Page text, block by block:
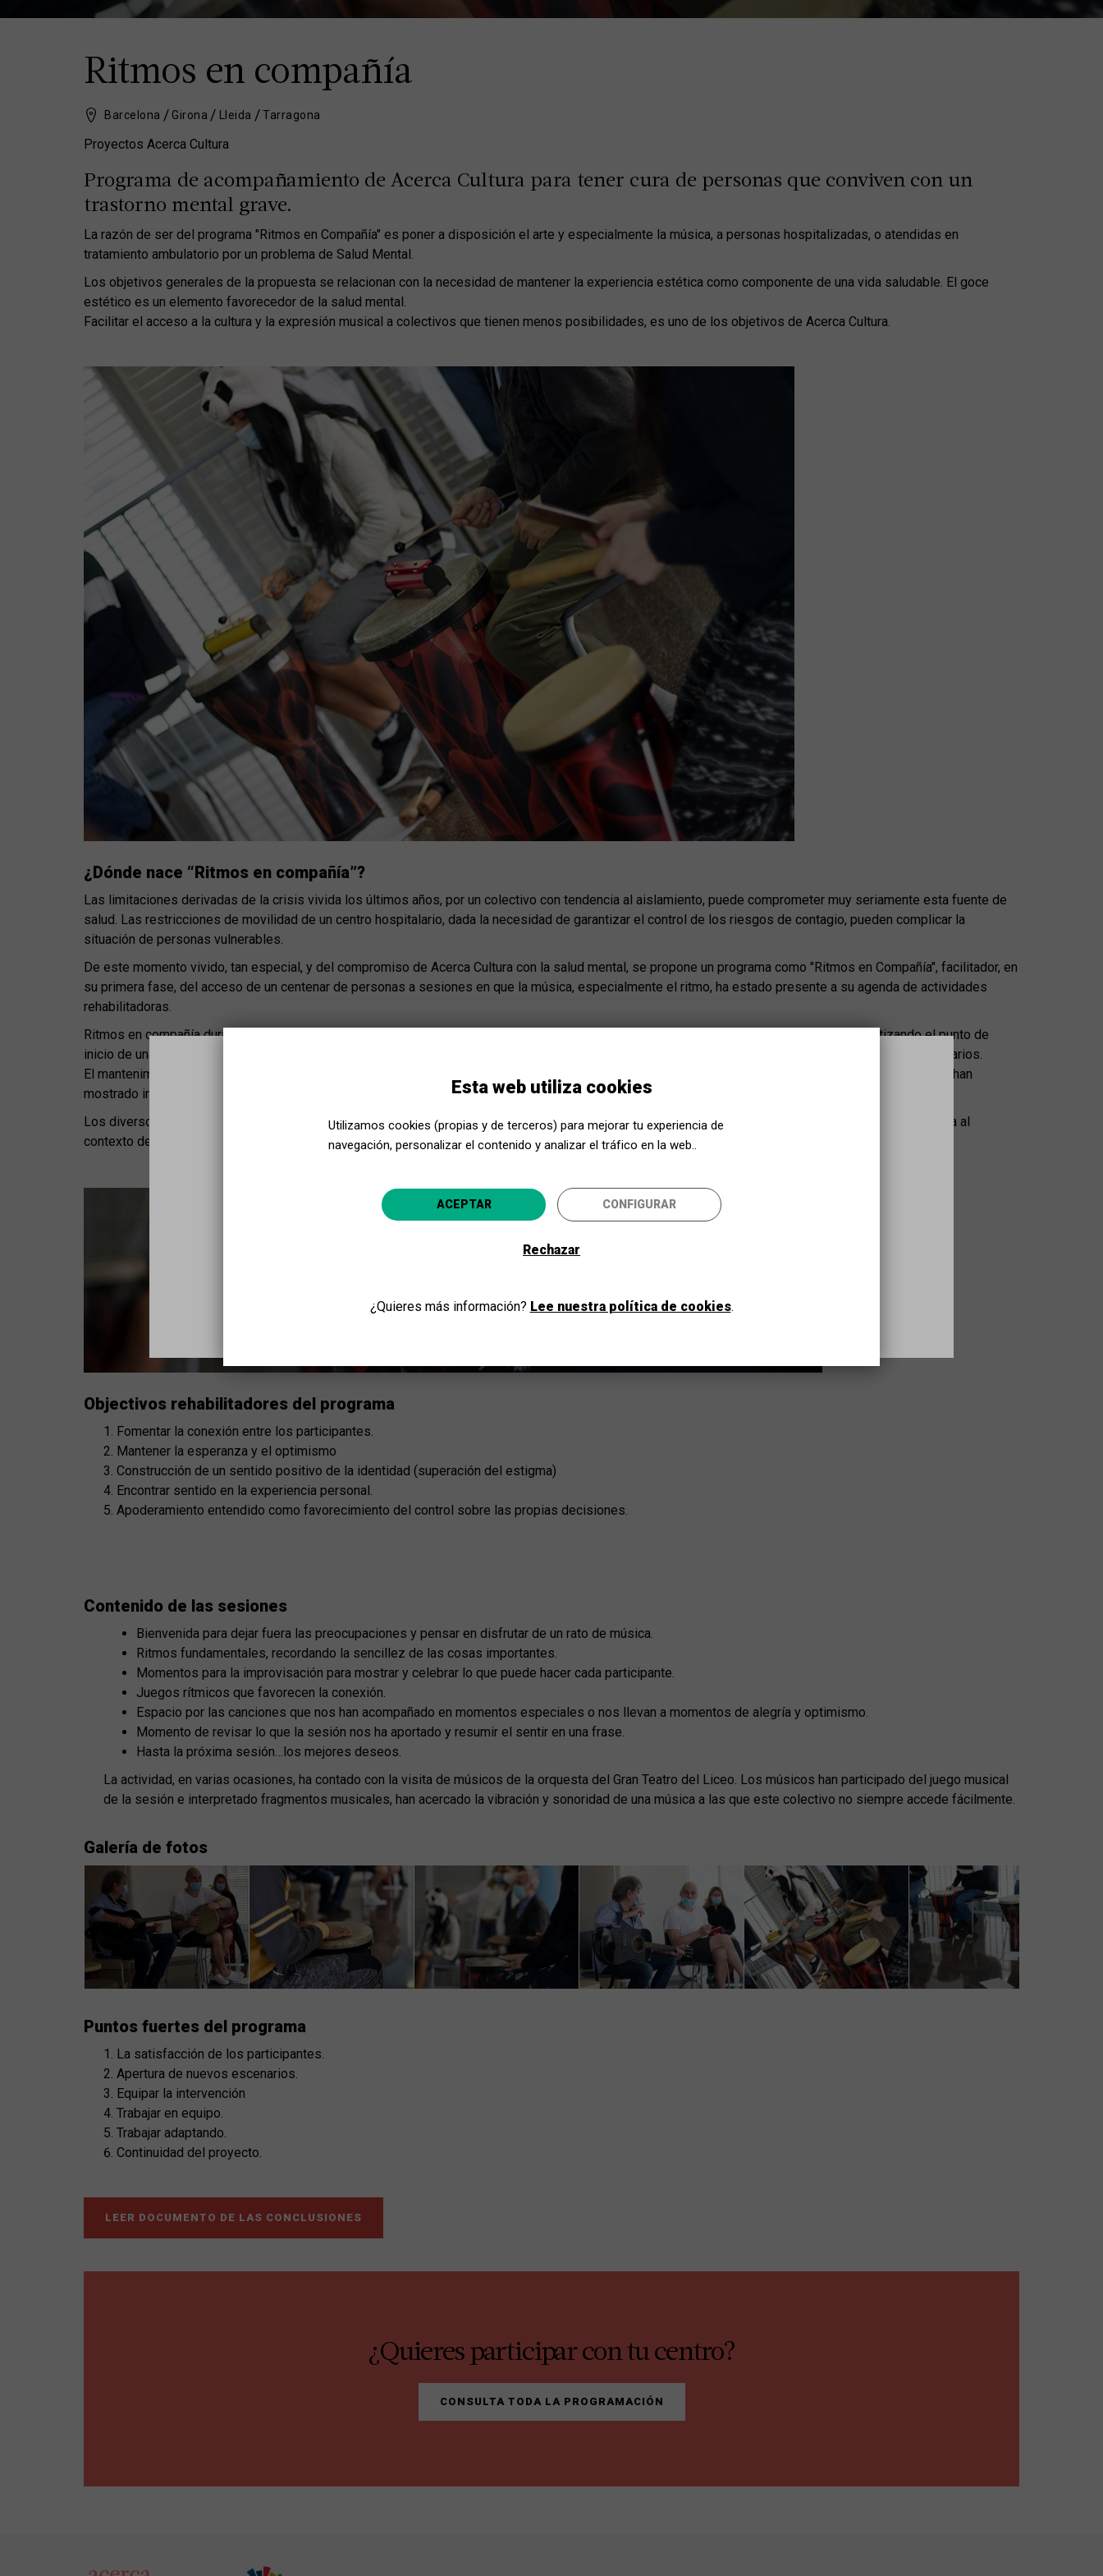
Ritmos en compañía
Barcelona Girona Lleida Tarragona
Proyectos Acerca Cultura
Programa de acompañamiento de Acerca Cultura para tener cura de personas que conviven con un
trastorno mental grave.
La razón de ser del programa "Ritmos en Compañía" es poner a disposición el arte y especialmente la música, a personas hospitalizadas, o atendidas en
tratamiento ambulatorio por un problema de Salud Mental.
Los objetivos generales de la propuesta se relacionan con la necesidad de mantener la experiencia estética como componente de una vida saludable. El goce
estético es un elemento favorecedor de la salud mental.
Facilitar el acceso a la cultura y la expresión musical a colectivos que tienen menos posibilidades, es uno de los objetivos de Acerca Cultura.
¿Dónde nace “Ritmos en compañía”?
Las limitaciones derivadas de la crisis vivida los últimos años, por un colectivo con tendencia al aislamiento, puede comprometer muy seriamente esta fuente de
salud. Las restricciones de movilidad de un centro hospitalario, dada la necesidad de garantizar el control de los riesgos de contagio, pueden complicar la
situación de personas vulnerables.
De este momento vivido, tan especial, y del compromiso de Acerca Cultura con la salud mental, se propone un programa como "Ritmos en Compañía", facilitador, en
su primera fase, del acceso de un centenar de personas a sesiones en que la música, especialmente el ritmo, ha estado presente a su agenda de actividades
rehabilitadoras.
Ritmos en compañía durante el año 2022 ha centrado la actividad a mantener la presencia en centros en qué había sido implementado, enfatizando el punto de
inicio de una reformulación del proyecto de vida que implican las unidades de hospitalización. Por otro lado, se ha trabajado el acceso en nuevos escenarios.
El mantenimiento del programa a determinados dispositivos, tiene como objetivo la consolidación de relaciones con centros de referencia que además han
mostrado interés en su seguimiento y ha llegado también a los servicios de otros centros en todo el territorio.
Los diversos musicoterapeutas participantes al proyecto han continuado profundizando en la metodología "Rhythm to Recovery" adaptando la propuesta al
contexto de cada centro y concretamente a la realidad de la atención en Salud Mental en Cataluña.
Objectivos rehabilitadores del programa
Fomentar la conexión entre los participantes.
Mantener la esperanza y el optimismo
Construcción de un sentido positivo de la identidad (superación del estigma)
Encontrar sentido en la experiencia personal.
Apoderamiento entendido como favorecimiento del control sobre las propias decisiones.
Contenido de las sesiones
Bienvenida para dejar fuera las preocupaciones y pensar en disfrutar de un rato de música.
Ritmos fundamentales, recordando la sencillez de las cosas importantes.
Momentos para la improvisación para mostrar y celebrar lo que puede hacer cada participante.
Juegos rítmicos que favorecen la conexión.
Espacio por las canciones que nos han acompañado en momentos especiales o nos llevan a momentos de alegría y optimismo.
Momento de revisar lo que la sesión nos ha aportado y resumir el sentir en una frase.
Hasta la próxima sesión…los mejores deseos.
La actividad, en varias ocasiones, ha contado con la visita de músicos de la orquesta del Gran Teatro del Liceo. Los músicos han participado del juego musical
de la sesión e interpretado fragmentos musicales, han acercado la vibración y sonoridad de una música a las que este colectivo no siempre accede fácilmente.
Galería de fotos
Puntos fuertes del programa
La satisfacción de los participantes.
Apertura de nuevos escenarios.
Equipar la intervención
Trabajar en equipo.
Trabajar adaptando.
Continuidad del proyecto.
LEER DOCUMENTO DE LAS CONCLUSIONES
¿Quieres participar con tu centro?
CONSULTA TODA LA PROGRAMACIÓN
Acerca Cultura, ¡aún más cerca!
Selecciona tu provincia y disfruta de la cultura para todos
Esta web utiliza cookies
Utilizamos cookies (propias y de terceros) para mejorar tu experiencia de
navegación, personalizar el contenido y analizar el tráfico en la web..
ACEPTAR CONFIGURAR
Rechazar
¿Quieres más información? Lee nuestra política de cookies.